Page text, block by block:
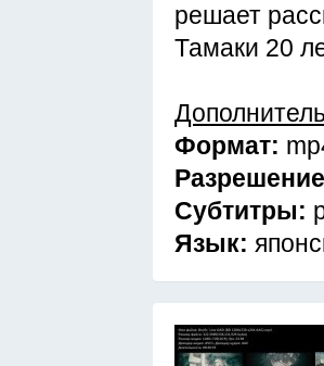
решает
Тамаки 20
Формат:
Субтитры:
Язык: